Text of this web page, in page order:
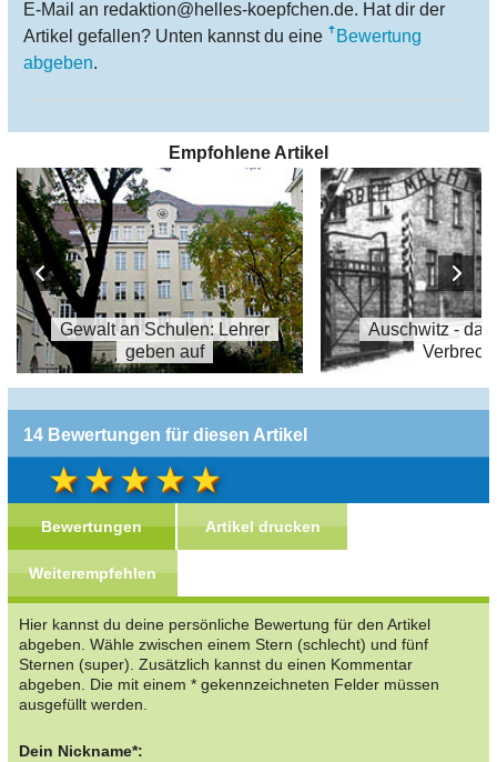
E-Mail an redaktion@helles-koepfchen.de. Hat dir der
Artikel gefallen? Unten kannst du eine
Bewertung
abgeben.
Empfohlene Artikel
Gewalt an Schulen: Lehrer
geben auf
Auschwitz - das
14 Bewertungen für diesen Artikel
Bewertungen Artikel drucken
Weiterempfehlen
Hier kannst du deine persönliche Bewertung für den Artikel
abgeben. Wähle zwischen einem Stern (schlecht) und fünf
Sternen (super). Zusätzlich kannst du einen Kommentar
abgeben. Die mit einem * gekennzeichneten Felder müssen
ausgefüllt werden.
Dein Nickname*: